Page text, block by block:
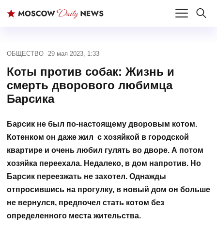
ОБЩЕСТВО 29 мая 2023, 1:33
Коты против собак: Жизнь и
смерть дворового любимца
Барсика
Барсик не был по-настоящему дворовым котом.
Котенком он даже жил с хозяйкой в городской
квартире и очень любил гулять во дворе. А потом
хозяйка переехала. Недалеко, в дом напротив. Но
Барсик переезжать не захотел. Однажды
отпросившись на прогулку, в новый дом он больше
не вернулся, предпочел стать котом без
определенного места жительства.